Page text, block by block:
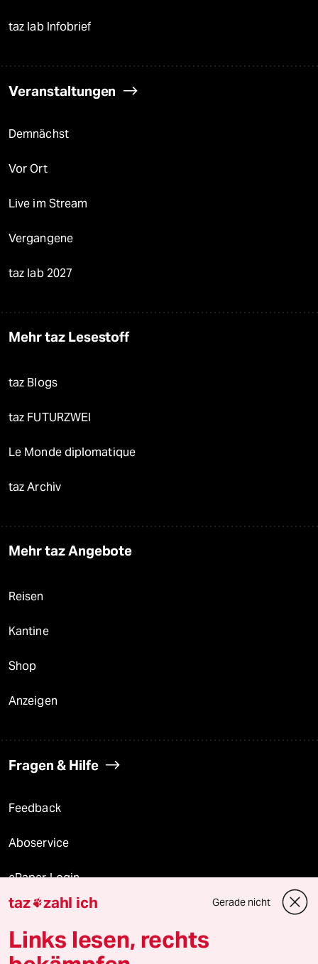
taz lab Infobrief
Veranstaltungen
Demnächst
Vor Ort
Live im Stream
Vergangene
taz lab 2027
Mehr taz Lesestoff
taz Blogs
taz FUTURZWEI
Le Monde diplomatique
taz Archiv
Mehr taz Angebote
Reisen
Kantine
Shop
Anzeigen
Fragen & Hilfe
Feedback
Aboservice
ePaper Login
Downloads für Abonnierende
taz zahl ich Gerade nicht
Links lesen, rechts